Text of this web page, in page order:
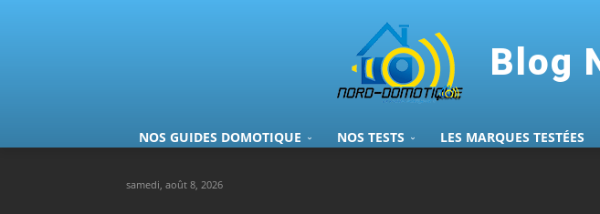
Blog
NOS GUIDES DOMOTIQUE NOS TESTS LES MARQUES TESTÉES
samedi, août 8, 2026